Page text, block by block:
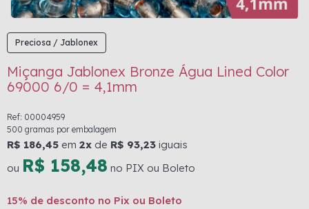
Preciosa / Jablonex
Miçanga Jablonex Bronze Água Lined Color
69000 6/0 = 4,1mm
Ref: 00004959
500 gramas por embalagem
R$ 186,45 em 2x de R$ 93,23 iguais
ou R$ 158,48 no PIX ou Boleto
15% de desconto no Pix ou Boleto